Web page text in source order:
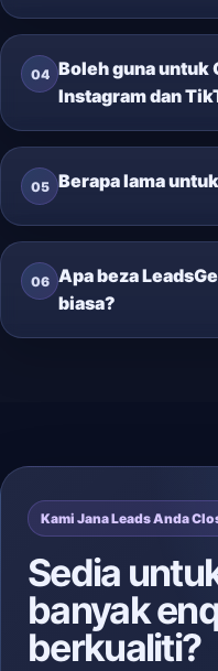
04 Boleh guna untuk
Instagram dan
05 Berapa lama
06 Apa beza
biasa?
Kami Jana Leads Anda
Sedia
banyak
berkualiti?